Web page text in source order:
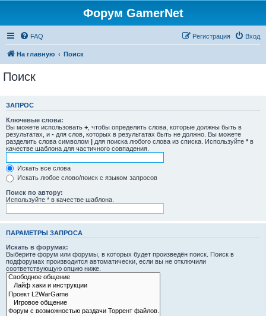
Форум GamerNet
FAQ Вход
Регистрация
На главную Поиск
Поиск
ЗАПРОС
Ключевые слова:
Вы можете использовать + , чтобы определить слова, которые должны быть в
результатах, и - для слов, которых в результатах быть не должно. Вы можете
разделить слова символом | для поиска любого слова из списка. Используйте * в
качестве шаблона для частичного совпадения.
Искать все слова
Искать любое слово/поиск с языком запросов
Поиск по автору:
Используйте * в качестве шаблона.
ПАРАМЕТРЫ ЗАПРОСА
Искать в форумах:
Выберите форум или форумы, в которых будет произведён поиск. Поиск в
подфорумах производится автоматически, если вы не отключили
соответствующую опцию ниже.